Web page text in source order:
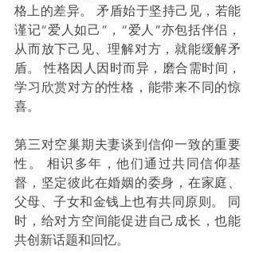
格上的差异。 矛盾始于坚持己见，若能
谨记“爱人如己”，“爱人”亦包括伴侣，
从而放下己见、理解对方，就能缓解矛
盾。 性格因人因时而异，磨合需时间，
学习欣赏对方的性格，能带来不同的惊
喜。
第三对空巢期夫妻谈到信仰一致的重要
性。 相识多年，他们通过共同信仰基
督，坚定彼此在婚姻的委身，在家庭、
父母、子女和金钱上也有共同原则。 同
时，给对方空间能促进自己成长，也能
共创新话题和回忆。